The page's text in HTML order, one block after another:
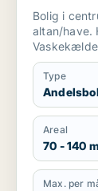
Bolig i
altan/have.
Type
Areal
70 - 140 m
Max. per